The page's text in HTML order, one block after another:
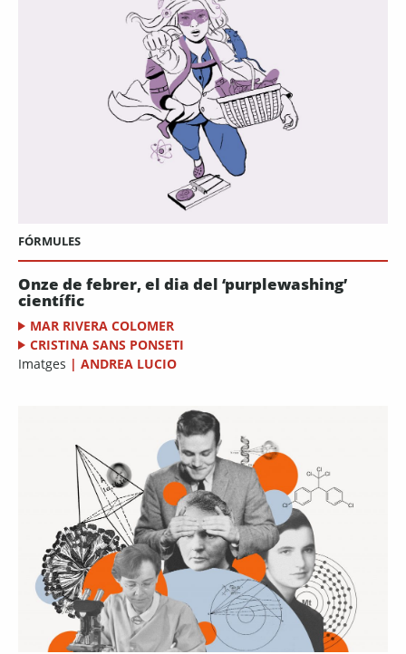
FÓRMULES
Onze de febrer, el dia del ‘purplewashing’
científic
MAR RIVERA COLOMER
CRISTINA SANS PONSETI
Imatges | ANDREA LUCIO